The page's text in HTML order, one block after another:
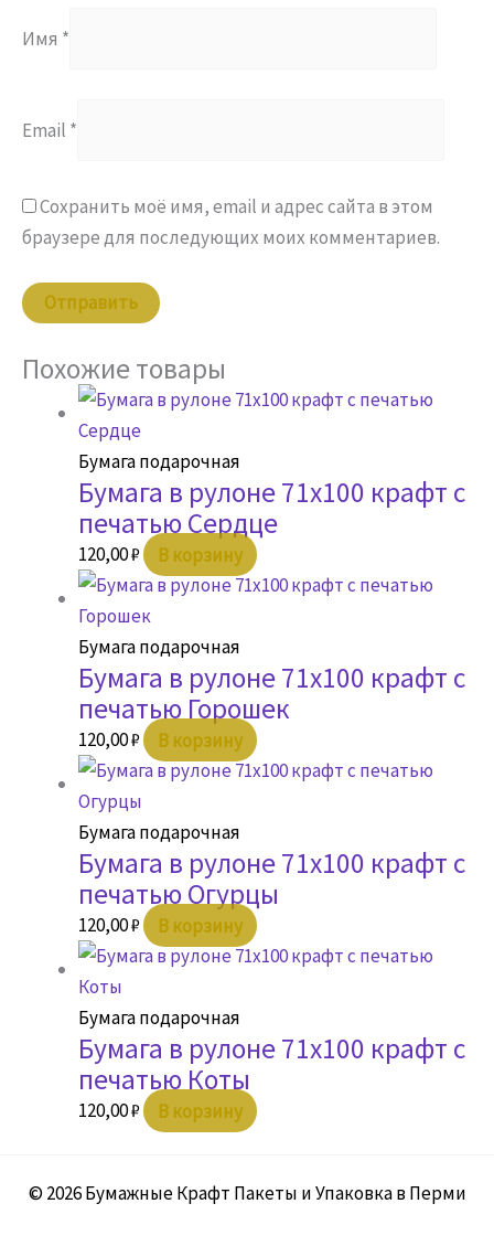
Имя *
Email *
Сохранить моё имя, email и адрес сайта в этом
браузере для последующих моих комментариев.
Похожие товары
Бумага подарочная
Бумага в рулоне 71х100 крафт с
печатью Сердце
120,00₽ В корзину
Бумага подарочная
Бумага в рулоне 71х100 крафт с
печатью Горошек
120,00₽ В корзину
Бумага подарочная
Бумага в рулоне 71х100 крафт с
печатью Огурцы
120,00₽ В корзину
Бумага подарочная
Бумага в рулоне 71х100 крафт с
печатью Коты
120,00₽ В корзину
© 2026 Бумажные Крафт Пакеты и Упаковка в Перми